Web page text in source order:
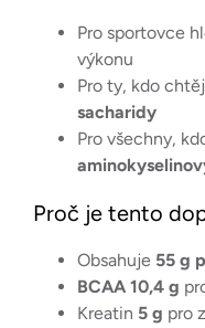
Pro sportovce
výkonu
Pro ty, kdo
sacharidy
Pro všechny,
Proč je tento
Obsahuje 55 g
BCAA 10,4 g
Kreatin 5 g pro